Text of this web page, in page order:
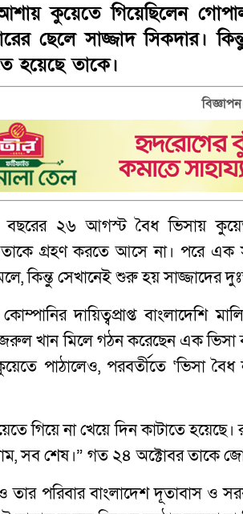
কুয়েতে গিয়েছিলেন
ছেলে সাজ্জাদ সিকদার।
হয়েছে তাকে।
বিজ্ঞাপন
বছরের ২৬ আগস্ট বৈধ ভিসায়
গ্রহণ করতে আসে না। পরে
কিন্তু সেখানেই শুরু হয় সাজ্জাদের
দায়িত্বপ্রাপ্ত বাংলাদেশি
খান মিলে গঠন করেছেন এক ভিসা
পাঠালেও, পরবর্তীতে ‘ভিসা
গিয়ে না খেয়ে দিন কাটাতে
সব শেষ।” গত ২৪ অক্টোবর তাকে
পরিবার বাংলাদেশ দূতাবাস ও